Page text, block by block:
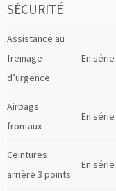
SÉCURITÉ
Assistance au
freinage
d’urgence
En série
Airbags
frontaux
En série
Ceintures
arrière 3 points
En série